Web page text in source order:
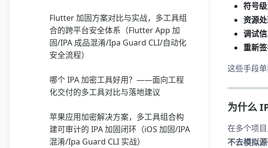
Flutter 加固方案对比与实战，多工具组
合的跨平台安全体系（Flutter App 加
固/IPA 成品混淆/Ipa Guard CLI/自动化
安全流程）
哪个 IPA 加密工具好用？——面向工程
化交付的多工具对比与落地建议
苹果应用加密解决方案，多工具组合构
建可审计的 IPA 加固闭环（iOS 加固/IPA
混淆/Ipa Guard CLI 实战）
符号
资源
调试
重新
这些手段
为什么
在多个项
不去模拟